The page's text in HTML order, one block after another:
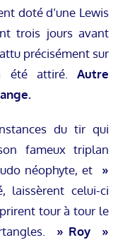
doté d’une Lewis
trois jours avant
précisément sur
été attiré. Autre
du tir qui
fameux triplan
néophyte, et
»
laissèrent celui-ci
tour à tour le
» Roy »